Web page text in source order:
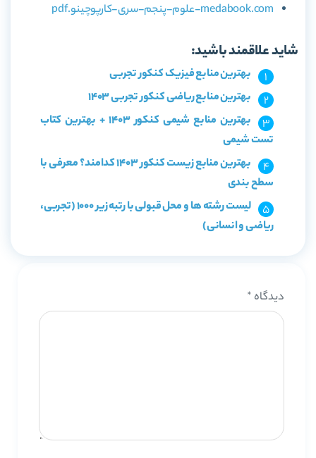
medabook.com-علوم-پنجم-سری-کارپوچینو.pdf
شاید علاقمند باشید:
بهترین منابع فیزیک کنکور تجربی
بهترین منابع ریاضی کنکور تجربی 1403
بهترین منابع شیمی کنکور 1403 + بهترین کتاب
تست شیمی
بهترین منابع زیست کنکور 1403 کدامند؟ معرفی با
سطح بندی
لیست رشته ها و محل قبولی با رتبه زیر 1000 (تجربی،
ریاضی و انسانی)
دیدگاه *